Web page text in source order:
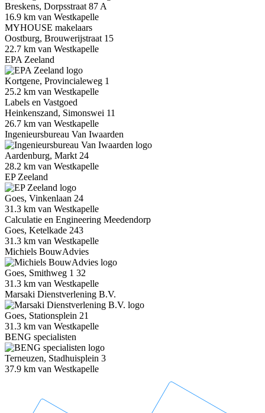
Breskens, Dorpsstraat 87 A
16.9 km van Westkapelle
MYHOUSE makelaars
Oostburg, Brouwerijstraat 15
22.7 km van Westkapelle
EPA Zeeland
Kortgene, Provincialeweg 1
25.2 km van Westkapelle
Labels en Vastgoed
Heinkenszand, Simonswei 11
26.7 km van Westkapelle
Ingenieursbureau Van Iwaarden
Aardenburg, Markt 24
28.2 km van Westkapelle
EP Zeeland
Goes, Vinkenlaan 24
31.3 km van Westkapelle
Calculatie en Engineering Meedendorp
Goes, Ketelkade 243
31.3 km van Westkapelle
Michiels BouwAdvies
Goes, Smithweg 1 32
31.3 km van Westkapelle
Marsaki Dienstverlening B.V.
Goes, Stationsplein 21
31.3 km van Westkapelle
BENG specialisten
Terneuzen, Stadhuisplein 3
37.9 km van Westkapelle